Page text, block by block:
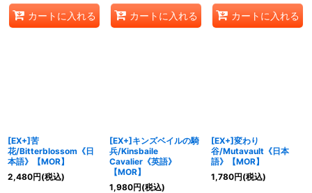
カートに入れる カートに入れる カートに入れる
[EX+]苦
花/Bitterblossom《日
本語》【MOR】
2,480円(税込)
[EX+]キンズベイルの騎
兵/Kinsbaile
Cavalier《英語》
【MOR】
1,980円(税込)
[EX+]変わり
谷/Mutavault《日本
語》【MOR】
1,780円(税込)